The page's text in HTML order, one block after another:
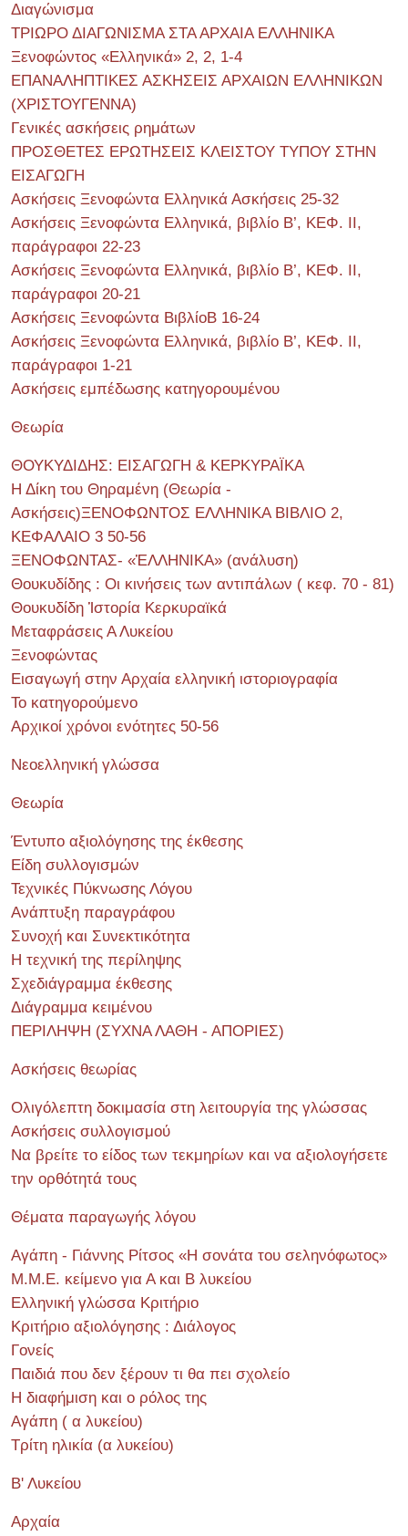
Διαγώνισμα
ΤΡΙΩΡΟ ΔΙΑΓΩΝΙΣΜΑ ΣΤΑ ΑΡΧΑΙΑ ΕΛΛΗΝΙΚΑ
Ξενοφώντος «Ελληνικά» 2, 2, 1-4
ΕΠΑΝΑΛΗΠΤΙΚΕΣ ΑΣΚΗΣΕΙΣ ΑΡΧΑΙΩΝ ΕΛΛΗΝΙΚΩΝ
(ΧΡΙΣΤΟΥΓΕΝΝΑ)
Γενικές ασκήσεις ρημάτων
ΠΡΟΣΘΕΤΕΣ ΕΡΩΤΗΣΕΙΣ ΚΛΕΙΣΤΟΥ ΤΥΠΟΥ ΣΤΗΝ
ΕΙΣΑΓΩΓΗ
Ασκήσεις Ξενοφώντα Ελληνικά Ασκήσεις 25-32
Ασκήσεις Ξενοφώντα Ελληνικά, βιβλίο Β’, ΚΕΦ. II,
παράγραφοι 22-23
Ασκήσεις Ξενοφώντα Ελληνικά, βιβλίο Β’, ΚΕΦ. II,
παράγραφοι 20-21
Ασκήσεις Ξενοφώντα ΒιβλίοΒ 16-24
Ασκήσεις Ξενοφώντα Ελληνικά, βιβλίο Β’, ΚΕΦ. II,
παράγραφοι 1-21
Ασκήσεις εμπέδωσης κατηγορουμένου
Θεωρία
ΘΟΥΚΥΔΙΔΗΣ: ΕΙΣΑΓΩΓΗ & ΚΕΡΚΥΡΑΪΚΑ
Η Δίκη του Θηραμένη (Θεωρία -
Ασκήσεις)ΞΕΝΟΦΩΝΤΟΣ ΕΛΛΗΝΙΚΑ ΒΙΒΛΙΟ 2,
ΚΕΦΑΛΑΙΟ 3 50-56
ΞΕΝΟΦΩΝΤΑΣ- «ἙΛΛΗΝΙΚΑ» (ανάλυση)
Θουκυδίδης : Οι κινήσεις των αντιπάλων ( κεφ. 70 - 81)
Θουκυδίδη Ἱστορία Κερκυραϊκά
Μεταφράσεις Α Λυκείου
Ξενοφώντας
Εισαγωγή στην Αρχαία ελληνική ιστοριογραφία
Το κατηγορούμενο
Αρχικοί χρόνοι ενότητες 50-56
Νεοελληνική γλώσσα
Θεωρία
Έντυπο αξιολόγησης της έκθεσης
Είδη συλλογισμών
Τεχνικές Πύκνωσης Λόγου
Ανάπτυξη παραγράφου
Συνοχή και Συνεκτικότητα
Η τεχνική της περίληψης
Σχεδιάγραμμα έκθεσης
Διάγραμμα κειμένου
ΠΕΡΙΛΗΨΗ (ΣΥΧΝΑ ΛΑΘΗ - ΑΠΟΡΙΕΣ)
Ασκήσεις θεωρίας
Ολιγόλεπτη δοκιμασία στη λειτουργία της γλώσσας
Ασκήσεις συλλογισμού
Να βρείτε το είδος των τεκμηρίων και να αξιολογήσετε
την ορθότητά τους
Θέματα παραγωγής λόγου
Αγάπη - Γιάννης Ρίτσος «Η σονάτα του σεληνόφωτος»
Μ.Μ.Ε. κείμενο για Α και Β λυκείου
Ελληνική γλώσσα Κριτήριο
Κριτήριο αξιολόγησης : Διάλογος
Γονείς
Παιδιά που δεν ξέρουν τι θα πει σχολείο
Η διαφήμιση και ο ρόλος της
Αγάπη ( α λυκείου)
Τρίτη ηλικία (α λυκείου)
Β' Λυκείου
Αρχαία